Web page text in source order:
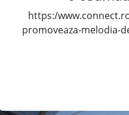
https:/
promoveaza-melodia-